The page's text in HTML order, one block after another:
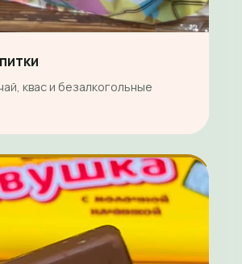
квас и безалкогольные